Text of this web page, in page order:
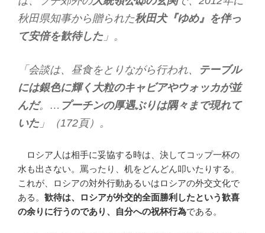
秋田県知事から贈られた秋田犬『ゆめ』を伴っ
て安倍を歓待した」。
「会談は、昼食をとりながら行われ、
テーブル
には銀色に輝く大粒のキャビアやウォッカが並
んだ。… プーチンの厚遇ぶりは隅々まで現れて
いた」（172頁）。
ロシア人は相手に妥協する時は、決してコップ一杯の
水も出さない。罵ったり、机をどんどん叩いたりする。
これが、ロシアの対外行動あるいはロシアの外交文化で
ある。 歓待は、ロシアが外交的全面勝利したという歓喜
の余りに行うのであり、自分への祝杯行為である。